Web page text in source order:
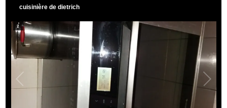
cuisinière de dietrich